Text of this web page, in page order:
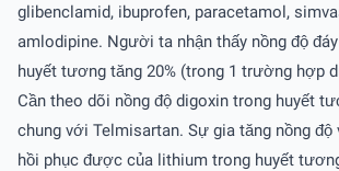
glibenclamid, ibuprofen, paracetamol,
amlodipine. Người ta nhận thấy nồng độ
huyết tương tăng 20% (trong 1 trường hợp
Cần theo dõi nồng độ digoxin trong huyết
chung với Telmisartan. Sự gia tăng nồng
hồi phục được của lithium trong huyết